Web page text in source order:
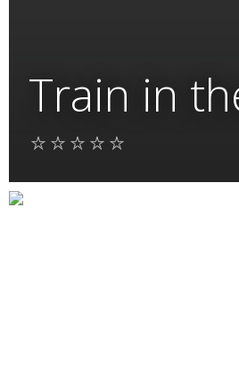
Train in